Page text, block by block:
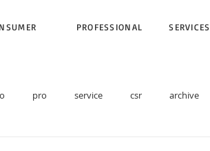
PROFESSIONAL SERVICES
pro service csr archive